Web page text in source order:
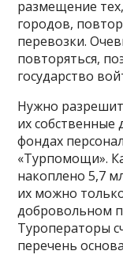
размещение
городов,
перевозки.
повторяться,
государство
Нужно
их собственные
фондах
«Турпомощи».
накоплено 5,7
их можно
добровольном
Туроператоры
перечень